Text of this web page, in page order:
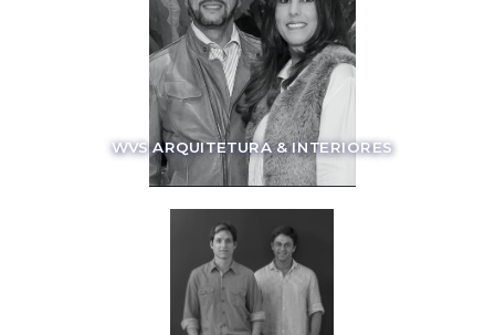
WVS ARQUITETURA & INTERIORES